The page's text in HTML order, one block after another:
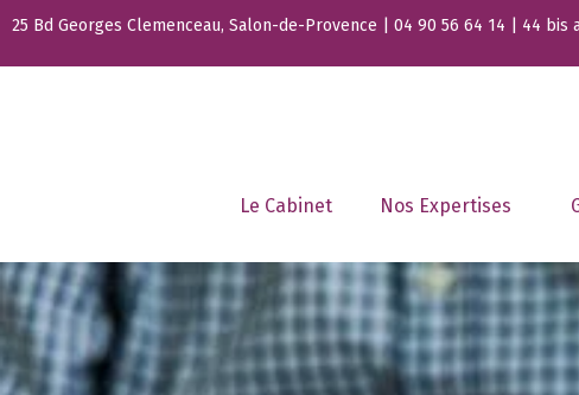
25 Bd Georges Clemenceau, Salon-de-Provence | 04 90 56 64 14 | 44 bis
Le Cabinet Nos Expertises